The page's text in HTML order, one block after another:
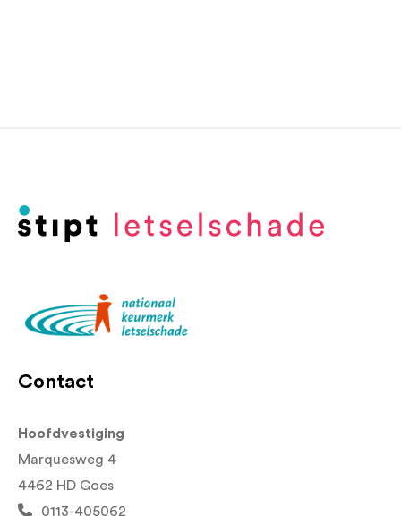
Contact
Hoofdvestiging
Marquesweg 4
4462 HD Goes
0113-405062